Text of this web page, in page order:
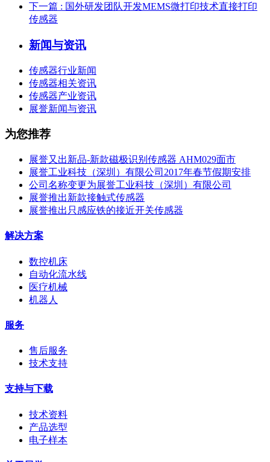
下一篇 : 国外研发团队开发MEMS微打印技术直接打印
传感器
新闻与资讯
传感器行业新闻
传感器相关资讯
传感器产业资讯
展誉新闻与资讯
为您推荐
展誉又出新品-新款磁极识别传感器 AHM029面市
展誉工业科技（深圳）有限公司2017年春节假期安排
公司名称变更为展誉工业科技（深圳）有限公司
展誉推出新款接触式传感器
展誉推出只感应铁的接近开关传感器
解决方案
数控机床
自动化流水线
医疗机械
机器人
服务
售后服务
技术支持
支持与下载
技术资料
产品选型
电子样本